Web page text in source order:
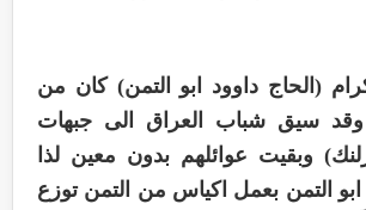
(الحاج داوود ابو التمن) كان من
سيق شباب العراق الى جبهات
وبقيت عوائلهم بدون معين لذا
ابو التمن بعمل اكياس من التمن توزع